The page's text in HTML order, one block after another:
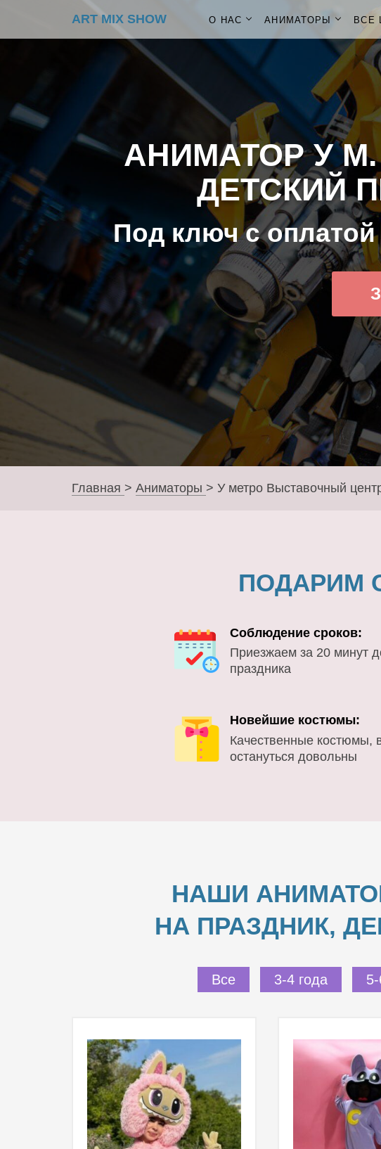
ART MIX SHOW О НАС АНИМАТОРЫ ВСЕ
АНИМАТОР У
ДЕТСКИЙ
Под ключ с оплатой
Главная > Аниматоры > У метро Выставочный
ПОДАРИМ
Соблюдение сроков:
Приезжаем за 20 минут
праздника
Новейшие костюмы:
Качественные костюмы,
остануться довольны
НАШИ
НА ПРАЗДНИК,
Все 3-4 года